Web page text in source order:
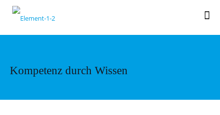
Kompetenz durch Wissen